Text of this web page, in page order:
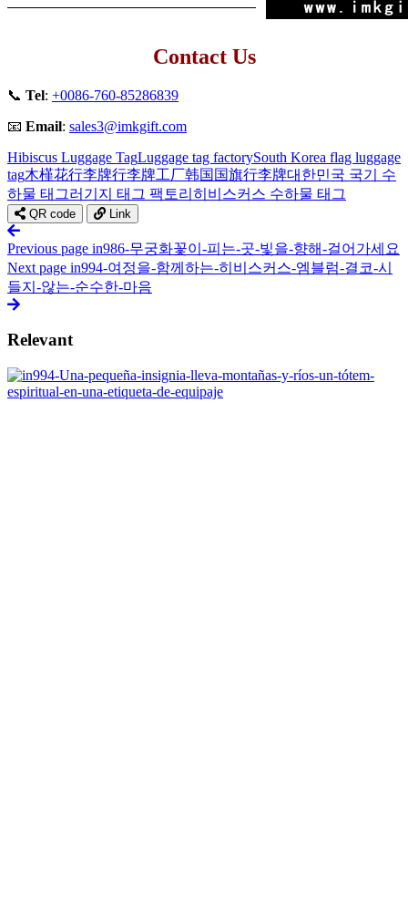
Contact Us
📞 Tel: +0086-760-85286839
📧 Email: sales3@imkgift.com
Hibiscus Luggage TagLuggage tag factorySouth Korea flag luggage
tag木槿花行李牌行李牌工厂韩国国旗行李牌대한민국 국기 수
하물 태그러기지 태그 팩토리 히비스커스 수하물 태그
QR code Link
Previous page in986-무궁화꽃이-피는-곳-빛을-향해-걸어가세요
Next page in994-여정을-함께하는-히비스커스-엠블럼-결코-시
들지-않는-순수한-마음
Relevant